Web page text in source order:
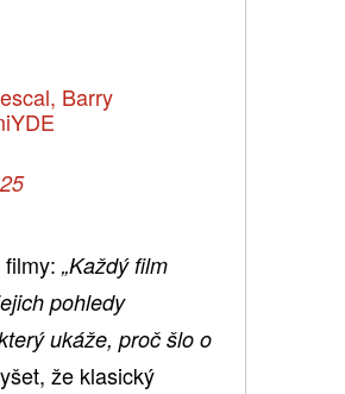
Barry
„Každý film
pohledy
ukáže, proč šlo o
že klasický